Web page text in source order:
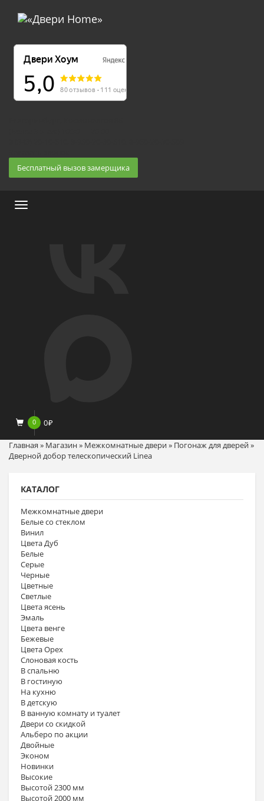
Бесплатный вызов замерщика
Меню
0 0₽
Главная » Магазин» Межкомнатные двери» Погонаж для дверей»
Дверной добор телескопический Linea
КАТАЛОГ
Межкомнатные двери
Белые со стеклом
Винил
Цвета Дуб
Белые
Серые
Черные
Цветные
Светлые
Цвета ясень
Эмаль
Цвета венге
Бежевые
Цвета Орех
Слоновая кость
В спальню
В гостиную
На кухню
В детскую
В ванную комнату и туалет
Двери со скидкой
Альберо по акции
Двойные
Эконом
Новинки
Высокие
Высотой 2300 мм
Высотой 2000 мм